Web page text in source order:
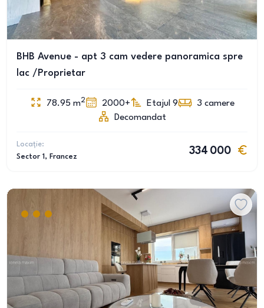
BHB Avenue - apt 3 cam vedere panoramica spre
lac /Proprietar
78.95 m2 2000+ Etajul 9 3 camere
Decomandat
Locație:
Sector 1 , Francez
334 000